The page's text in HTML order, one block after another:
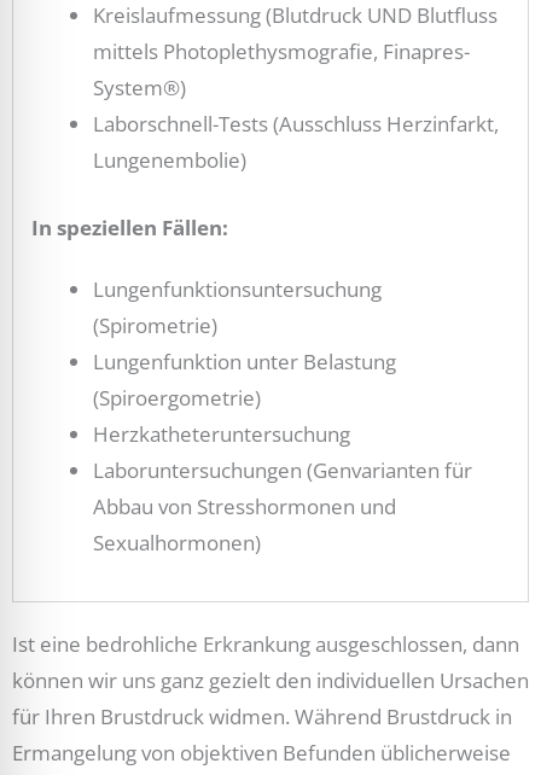
Kreislaufmessung (Blutdruck UND Blutfluss
mittels Photoplethysmografie, Finapres-
System®)
Laborschnell-Tests (Ausschluss Herzinfarkt,
Lungenembolie)
In speziellen Fällen:
Lungenfunktionsuntersuchung
(Spirometrie)
Lungenfunktion unter Belastung
(Spiroergometrie)
Herzkatheteruntersuchung
Laboruntersuchungen (Genvarianten für
Abbau von Stresshormonen und
Sexualhormonen)
Ist eine bedrohliche Erkrankung ausgeschlossen, dann
können wir uns ganz gezielt den individuellen Ursachen
für Ihren Brustdruck widmen. Während Brustdruck in
Ermangelung von objektiven Befunden üblicherweise